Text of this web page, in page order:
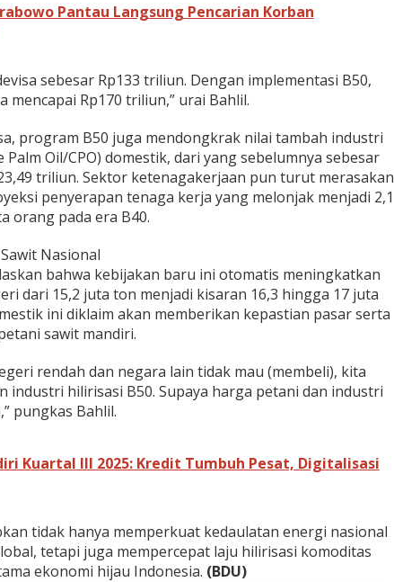
Pantau Langsung Pencarian Korban
sebesar Rp133 triliun. Dengan implementasi B50,
Rp170 triliun,” urai Bahlil.
program B50 juga mendongkrak nilai tambah industri
Palm Oil/CPO) domestik, dari yang sebelumnya sebesar
triliun. Sektor ketenagakerjaan pun turut merasakan
penyerapan tenaga kerja yang melonjak menjadi 2,1
orang pada era B40.
Nasional
bahwa kebijakan baru ini otomatis meningkatkan
dari 15,2 juta ton menjadi kisaran 16,3 hingga 17 juta
ini diklaim akan memberikan kepastian pasar serta
sawit mandiri.
rendah dan negara lain tidak mau (membeli), kita
industri hilirisasi B50. Supaya harga petani dan industri
pungkas Bahlil.
Kuartal III 2025: Kredit Tumbuh Pesat, Digitalisasi
tidak hanya memperkuat kedaulatan energi nasional
tetapi juga mempercepat laju hilirisasi komoditas
ekonomi hijau Indonesia. (BDU)